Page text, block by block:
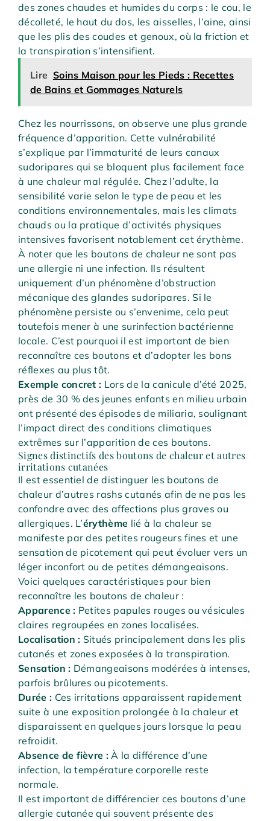
des zones chaudes et humides du corps : le cou, le
décolleté, le haut du dos, les aisselles, l’aine, ainsi
que les plis des coudes et genoux, où la friction et
la transpiration s’intensifient.
Lire Soins Maison pour les Pieds : Recettes
de Bains et Gommages Naturels
Chez les nourrissons, on observe une plus grande
fréquence d’apparition. Cette vulnérabilité
s’explique par l’immaturité de leurs canaux
sudoripares qui se bloquent plus facilement face
à une chaleur mal régulée. Chez l’adulte, la
sensibilité varie selon le type de peau et les
conditions environnementales, mais les climats
chauds ou la pratique d’activités physiques
intensives favorisent notablement cet érythème.
À noter que les boutons de chaleur ne sont pas
une allergie ni une infection. Ils résultent
uniquement d’un phénomène d’obstruction
mécanique des glandes sudoripares. Si le
phénomène persiste ou s’envenime, cela peut
toutefois mener à une surinfection bactérienne
locale. C’est pourquoi il est important de bien
reconnaître ces boutons et d’adopter les bons
réflexes au plus tôt.
Exemple concret : Lors de la canicule d’été 2025,
près de 30 % des jeunes enfants en milieu urbain
ont présenté des épisodes de miliaria, soulignant
l’impact direct des conditions climatiques
extrêmes sur l’apparition de ces boutons.
Signes distinctifs des boutons de chaleur et autres
irritations cutanées
Il est essentiel de distinguer les boutons de
chaleur d’autres rashs cutanés afin de ne pas les
confondre avec des affections plus graves ou
allergiques. L’érythème lié à la chaleur se
manifeste par des petites rougeurs fines et une
sensation de picotement qui peut évoluer vers un
léger inconfort ou de petites démangeaisons.
Voici quelques caractéristiques pour bien
reconnaître les boutons de chaleur :
Apparence : Petites papules rouges ou vésicules
claires regroupées en zones localisées.
Localisation : Situés principalement dans les plis
cutanés et zones exposées à la transpiration.
Sensation : Démangeaisons modérées à intenses,
parfois brûlures ou picotements.
Durée : Ces irritations apparaissent rapidement
suite à une exposition prolongée à la chaleur et
disparaissent en quelques jours lorsque la peau
refroidit.
Absence de fièvre : À la différence d’une
infection, la température corporelle reste
normale.
Il est important de différencier ces boutons d’une
allergie cutanée qui souvent présente des